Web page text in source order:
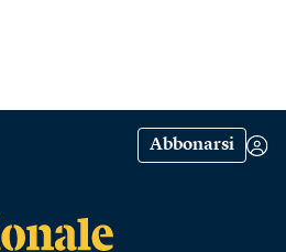
Abbonarsi